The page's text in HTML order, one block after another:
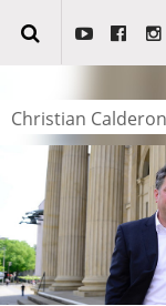
Christian